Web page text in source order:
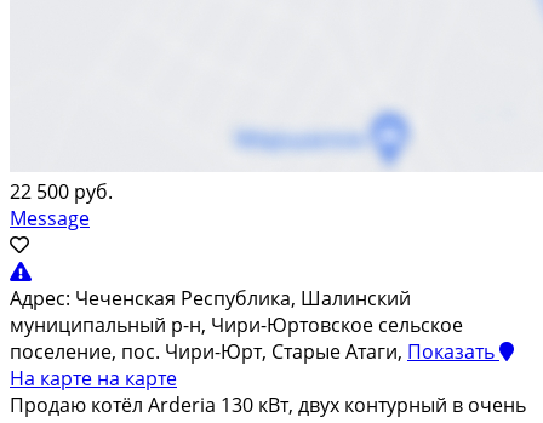
22 500 руб.
Message
Адрес: Чеченская Республика, Шалинский
муниципальный р-н, Чири-Юртовское сельское
поселение, пос. Чири-Юрт, Старые Атаги, Показать
На карте на карте
Продаю котёл Arderia 130 кВт, двух контурный в очень